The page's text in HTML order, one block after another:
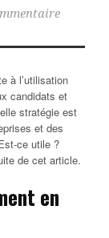
à l’utilisation
candidats et
stratégie est
et des
ce utile ?
de cet article.
en